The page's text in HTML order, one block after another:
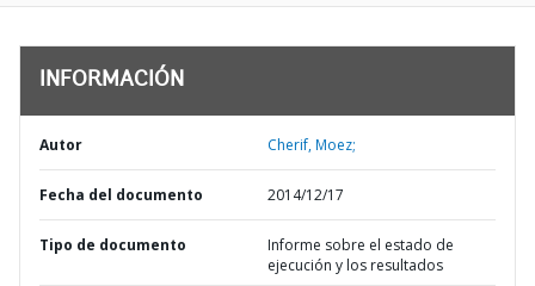
INFORMACIÓN
Autor Cherif, Moez;
Fecha del documento 2014/12/17
Tipo de documento
Informe sobre el estado de
ejecución y los resultados